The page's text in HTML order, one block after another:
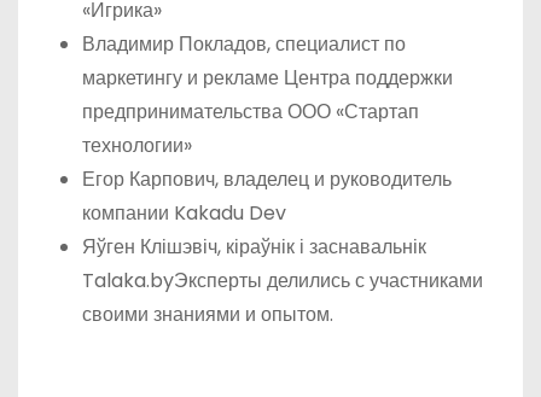
«Игрика»
Владимир Покладов, специалист по
маркетингу и рекламе Центра поддержки
предпринимательства ООО «Стартап
технологии»
Егор Карпович, владелец и руководитель
компании Kakadu Dev
Яўген Клішэвіч, кіраўнік і заснавальнік
Talaka.byЭксперты делились с участниками
своими знаниями и опытом.